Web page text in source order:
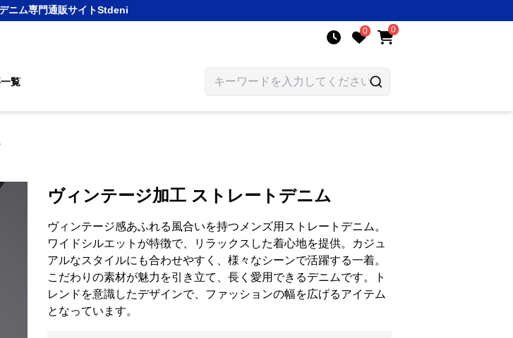
ニム専門通販サイトStdeni
0 0
覧
ヴィンテージ加工 ストレートデニム
ヴィンテージ感あふれる風合いを持つメンズ用ストレートデニム。
ワイドシルエットが特徴で、リラックスした着心地を提供。カジュ
アルなスタイルにも合わせやすく、様々なシーンで活躍する一着。
こだわりの素材が魅力を引き立て、長く愛用できるデニムです。ト
レンドを意識したデザインで、ファッションの幅を広げるアイテム
となっています。